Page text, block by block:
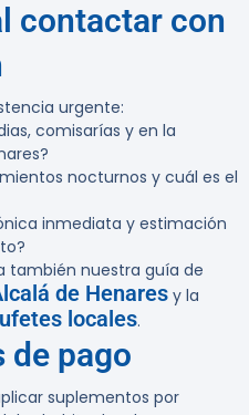
contactar con
urgente:
comisarías y en la
nocturnos y cuál es el
inmediata y estimación
también nuestra guía de
de Henaresy la
locales.
de pago
suplementos por